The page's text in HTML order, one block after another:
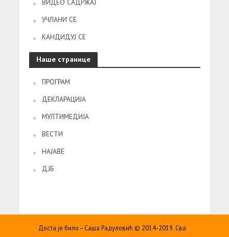
УЧЛАНИ СЕ
КАНДИДУЈ СЕ
Наше странице
ПРОГРАМ
ДЕКЛАРАЦИЈА
МУЛТИМЕДИЈА
ВЕСТИ
НАЈАВЕ
ДЈБ
Доста је било – Саша Радуловић © 2014-2019. Сва